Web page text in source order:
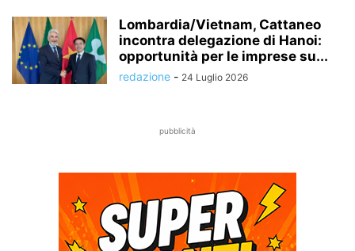
Lombardia/Vietnam, Cattaneo
incontra delegazione di Hanoi:
opportunità per le imprese su...
redazione - 24 Luglio 2026
pubblicità